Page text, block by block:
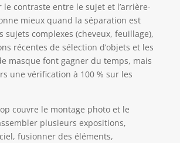
le contraste entre le sujet et l’arrière-
mieux quand la séparation est
sujets complexes (cheveux, feuillage),
récentes de sélection d’objets et les
masque font gagner du temps, mais
une vérification à 100 % sur les
couvre le montage photo et le
plusieurs expositions,
fusionner des éléments,